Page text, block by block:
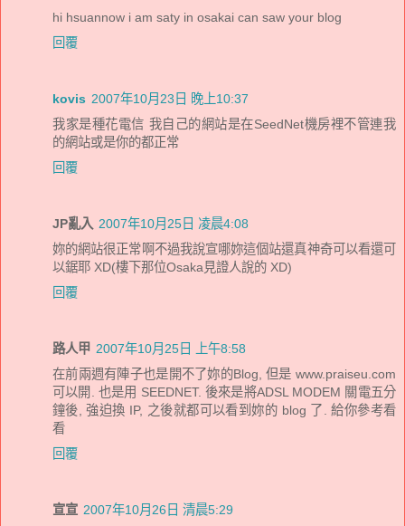
hi hsuannow i am saty in osakai can saw your blog
回覆
kovis 2007年10月23日 晚上10:37
我家是種花電信 我自己的網站是在SeedNet機房裡不管連我
的網站或是你的都正常
回覆
JP亂入 2007年10月25日 凌晨4:08
妳的網站很正常啊不過我說宣哪妳這個站還真神奇可以看還可
以鋸耶 XD(樓下那位Osaka見證人說的 XD)
回覆
路人甲 2007年10月25日 上午8:58
在前兩週有陣子也是開不了妳的Blog, 但是 www.praiseu.com
可以開. 也是用 SEEDNET. 後來是將ADSL MODEM 關電五分
鐘後, 強迫換 IP, 之後就都可以看到妳的 blog 了. 給你參考看
看
回覆
宣宣 2007年10月26日 清晨5:29